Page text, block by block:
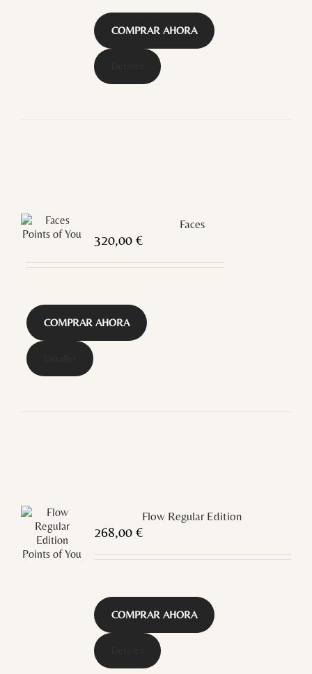
COMPRAR AHORA
Faces
320,00 €
COMPRAR AHORA
Flow Regular Edition
268,00 €
COMPRAR AHORA